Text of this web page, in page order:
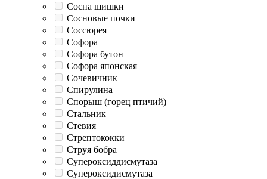
Сосна шишки
Сосновые почки
Соссюрея
Софора
Софора бутон
Софора японская
Сочевичник
Спирулина
Спорыш (горец птичий)
Стальник
Стевия
Стрептококки
Струя бобра
Супероксиддисмутаза
Супероксидисмутаза